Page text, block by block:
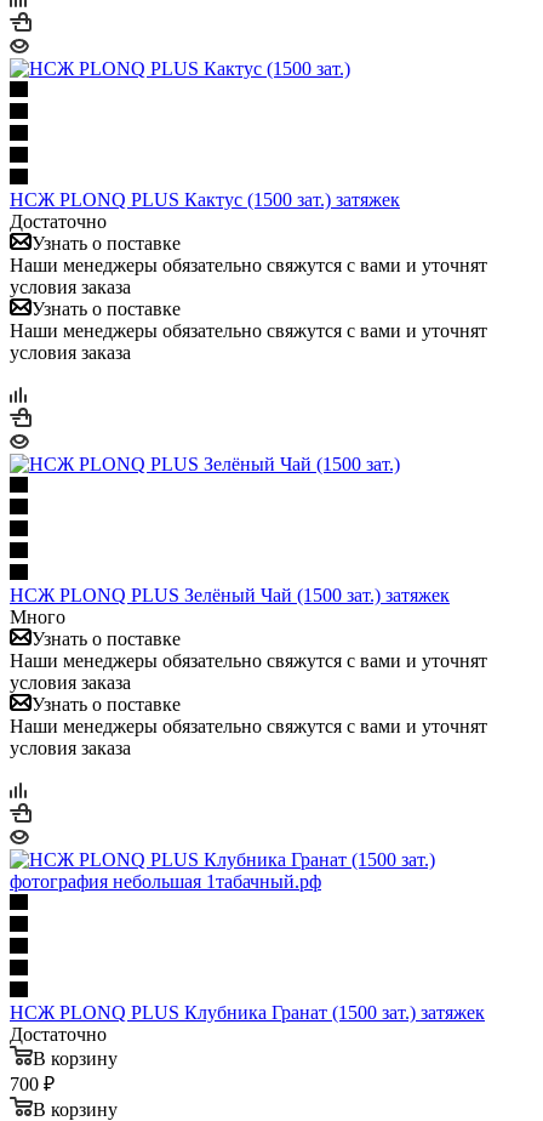
НСЖ PLONQ PLUS Кактус (1500 зат.) затяжек
Достаточно
Узнать о поставке
Наши менеджеры обязательно свяжутся с вами и уточнят
условия заказа
Узнать о поставке
Наши менеджеры обязательно свяжутся с вами и уточнят
условия заказа
НСЖ PLONQ PLUS Зелёный Чай (1500 зат.) затяжек
Много
Узнать о поставке
Наши менеджеры обязательно свяжутся с вами и уточнят
условия заказа
Узнать о поставке
Наши менеджеры обязательно свяжутся с вами и уточнят
условия заказа
НСЖ PLONQ PLUS Клубника Гранат (1500 зат.) затяжек
Достаточно
В корзину
700 ₽
В корзину